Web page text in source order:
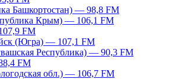
Башкортостан) — 98,8 FM
Крым) — 106,1 FM
FM
(Югра) — 107,1 FM
Республика) — 90,3 FM
FM
обл.) — 106,7 FM